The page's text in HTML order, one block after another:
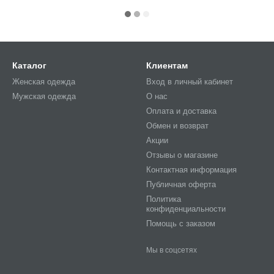
Каталог
Женская одежда
Мужская одежда
Клиентам
Вход в личный кабинет
О нас
Оплата и доставка
Обмен и возврат
Акции
Отзывы о магазине
Контактная информация
Публичная оферта
Политика
конфиденциальности
Помощь с заказом
Мы в соцсетях